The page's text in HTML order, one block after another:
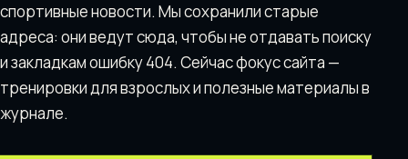
спортивные новости. Мы сохранили старые
адреса: они ведут сюда, чтобы не отдавать поискy
и закладкам ошибку 404. Сейчас фокус сайта —
тренировки для взрослых и полезные материалы в
журнале.